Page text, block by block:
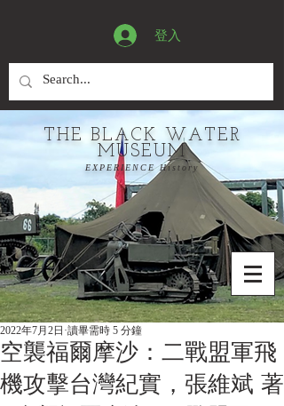
登入
THE BLACK WATER
MUSEUM
EXPERIENCE History
空襲福爾摩沙：二戰盟軍飛
機攻擊台灣紀實，張維斌 著
2022年7月2日 讀畢需時 5 分鐘